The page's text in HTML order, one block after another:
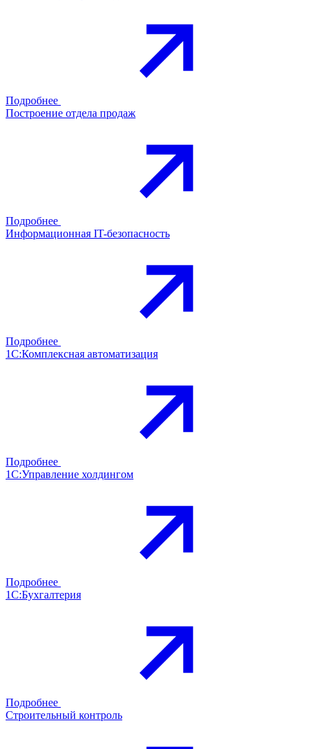
Подробнее
Построение отдела продаж
Подробнее
Информационная IT-безопасность
Подробнее
1С:Комплексная автоматизация
Подробнее
1С:Управление холдингом
Подробнее
1С:Бухгалтерия
Подробнее
Строительный контроль